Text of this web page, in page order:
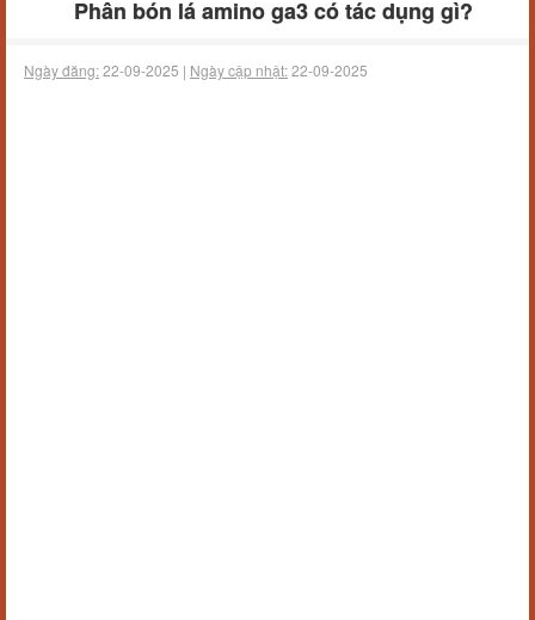
Phân bón lá amino ga3 có tác dụng gì?
Ngày đăng:22-09-2025 | Ngày cập nhật:22-09-2025